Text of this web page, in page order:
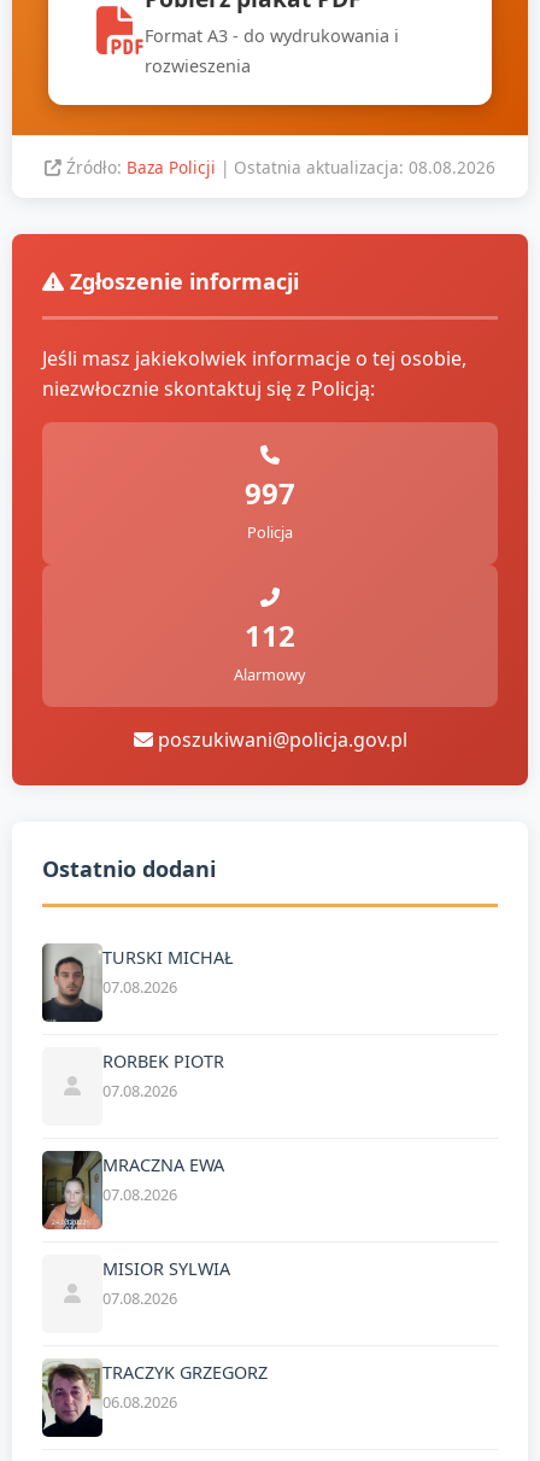
Format A3 - do wydrukowania i
rozwieszenia
Źródło: Baza Policji | Ostatnia aktualizacja: 08.08.2026
Zgłoszenie informacji
Jeśli masz jakiekolwiek informacje o tej osobie,
niezwłocznie skontaktuj się z Policją:
997
Policja
112
Alarmowy
poszukiwani@policja.gov.pl
Ostatnio dodani
TURSKI MICHAŁ
07.08.2026
RORBEK PIOTR
07.08.2026
MRACZNA EWA
07.08.2026
MISIOR SYLWIA
07.08.2026
TRACZYK GRZEGORZ
06.08.2026